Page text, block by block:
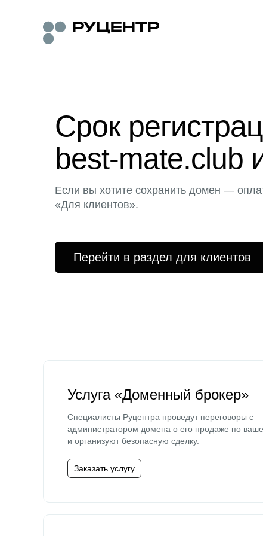
Срок
best-mate.club
Если вы хотите сохранить домен —
«Для клиентов».
Перейти в раздел для клиентов
Услуга «Доменный брокер»
Специалисты Руцентра проведут переговоры с
администратором домена о его продаже по
и организуют безопасную сделку.
Заказать услугу